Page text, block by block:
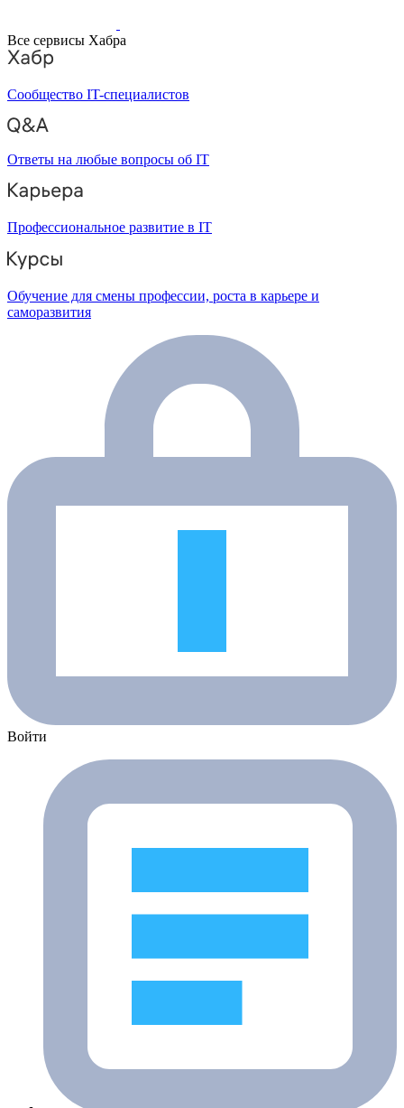
Все сервисы Хабра
Сообщество IT-специалистов
Ответы на любые вопросы об IT
Профессиональное развитие в IT
Обучение для смены профессии, роста в карьере и
саморазвития
Войти